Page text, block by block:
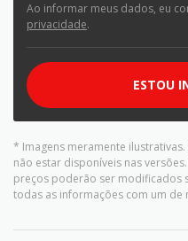
Ao informar meus dados, eu
privacidade.
ESTOU
* Imagens meramente
não estar disponíveis nas
preços poderão ser modificados
todas as informações com um de